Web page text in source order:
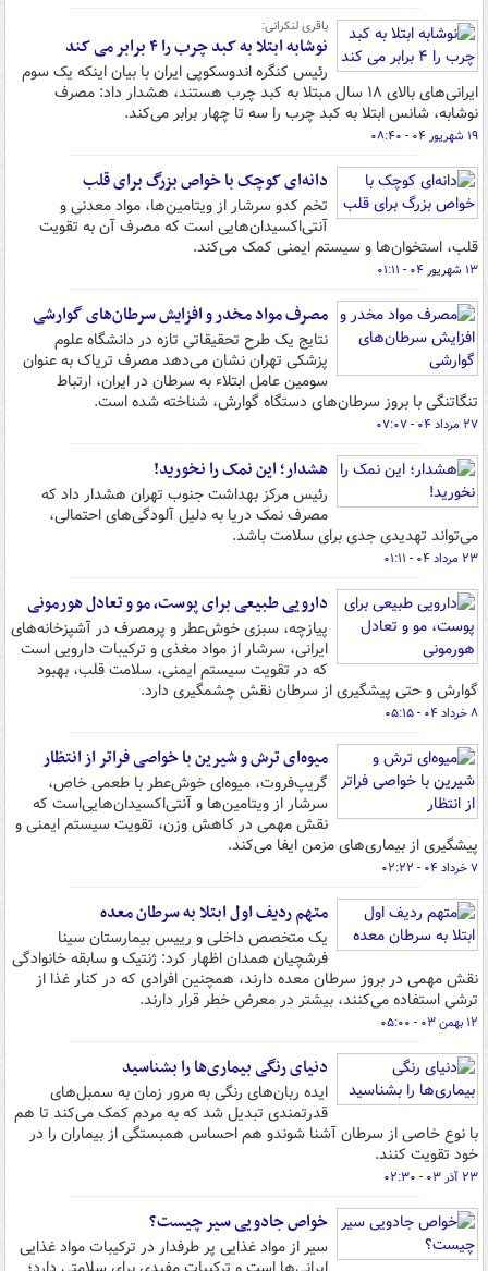
باقری لنکرانی:
نوشابه ابتلا به کبد چرب را ۴ برابر می کند
رئیس کنگره اندوسکوپی ایران با بیان اینکه یک سوم
ایرانی‌های بالای ۱۸ سال مبتلا به کبد چرب هستند، هشدار داد: مصرف
نوشابه، شانس ابتلا به کبد چرب را سه تا چهار برابر می‌کند.
۱۹ شهریور ۰۴ - ۰۸:۴۰
دانه‌ای کوچک با خواص بزرگ برای قلب
تخم کدو سرشار از ویتامین‌ها، مواد معدنی و
آنتی‌اکسیدان‌هایی است که مصرف آن به تقویت
قلب، استخوان‌ها و سیستم ایمنی کمک می‌کند.
۱۳ شهریور ۰۴ - ۰۱:۱۱
مصرف مواد مخدر و افزایش سرطان‌های گوارشی
نتایج یک طرح تحقیقاتی تازه در دانشگاه علوم
پزشکی تهران نشان می‌دهد مصرف تریاک به عنوان
سومین عامل ابتلاء به سرطان در ایران، ارتباط
تنگاتنگی با بروز سرطان‌های دستگاه گوارش، شناخته شده است.
۲۷ مرداد ۰۴ - ۰۷:۰۷
هشدار؛ این نمک‌ را نخورید!
رئیس مرکز بهداشت جنوب تهران هشدار داد که
مصرف نمک دریا به دلیل آلودگی‌های احتمالی،
می‌تواند تهدیدی جدی برای سلامت باشد.
۲۳ مرداد ۰۴ - ۰۱:۱۱
دارویی طبیعی برای پوست، مو و تعادل هورمونی
پیازچه، سبزی خوش‌عطر و پرمصرف در آشپزخانه‌های
ایرانی، سرشار از مواد مغذی و ترکیبات دارویی است
که در تقویت سیستم ایمنی، سلامت قلب، بهبود
گوارش و حتی پیشگیری از سرطان نقش چشمگیری دارد.
۸ خرداد ۰۴ - ۰۵:۱۵
میوه‌ای ترش و شیرین با خواصی فراتر از انتظار
گریپ‌فروت، میوه‌ای خوش‌عطر با طعمی خاص،
سرشار از ویتامین‌ها و آنتی‌اکسیدان‌هایی‌است که
نقش مهمی در کاهش وزن، تقویت سیستم ایمنی و
پیشگیری از بیماری‌های مزمن ایفا می‌کند.
۷ خرداد ۰۴ - ۰۲:۲۲
متهم ردیف اول ابتلا به سرطان معده
یک متخصص داخلی و رییس بیمارستان سینا
فرشچیان همدان اظهار کرد: ژنتیک و سابقه خانوادگی
نقش مهمی در بروز سرطان معده دارند، همچنین افرادی که در کنار غذا از
ترشی استفاده می‌کنند، بیشتر در معرض خطر قرار دارند.
۱۲ بهمن ۰۳ - ۰۵:۰۰
دنیای رنگی بیماری‌ها را بشناسید
ایده ربان‌های رنگی به مرور زمان به سمبل‌های
قدرتمندی تبدیل شد که به مردم کمک می‌کند تا هم
با نوع خاصی از سرطان آشنا شوندو هم احساس همبستگی از بیماران را در
خود تقویت کنند.
۲۳ آذر ۰۳ - ۰۲:۳۰
خواص جادویی سیر چیست؟
سیر از مواد غذایی پر طرفدار در ترکیبات مواد غذایی